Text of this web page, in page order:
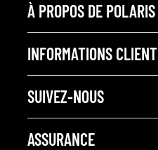
À PROPOS DE POLARIS
INFORMATIONS CLIENT
SUIVEZ-NOUS
ASSURANCE